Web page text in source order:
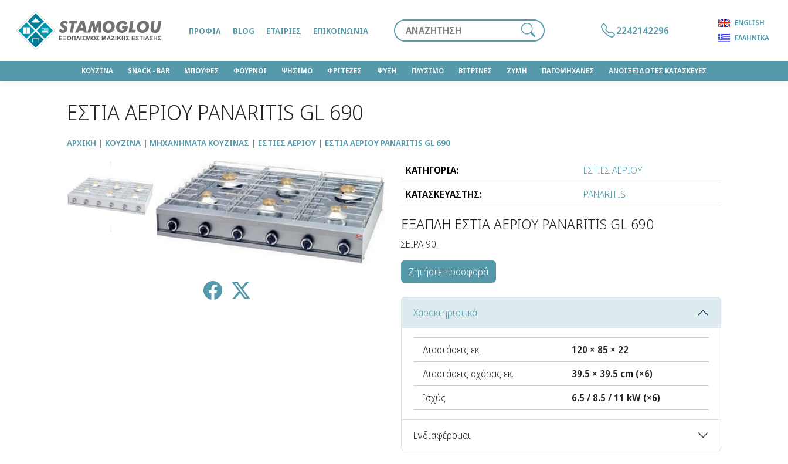
ΚΟΥΖΙΝΑ SΝΑCK - BAR ΜΠΟΥΦΕΣ ΦΟΥΡΝΟΙ ΨΗΣΙΜΟ ΦΡΙΤΕΖΕΣ ΨΥΞΗ ΠΛΥΣΙΜΟ ΒΙΤΡΙΝΕΣ ΖΥΜΗ ΠΑΓΟΜΗΧΑΝΕΣ ΑΝΟΙΞΕΙΔΩΤΕΣ ΚΑΤΑΣΚΕΥΕΣ
ΠΡΟΦΊΛ BLOG ΕΤΑΙΡΊΕΣ ΕΠΙΚΟΙΝΩΝΊΑ 2242142296
ENGLISH
ΕΛΛΗΝΙΚΆ
ΕΣΤΙΑ ΑΕΡΙΟΥ PANARITIS GL 690
ΑΡΧΙΚΉ ΚΟΥΖΙΝΑ ΜΗΧΑΝΗΜΑΤΑ ΚΟΥΖΙΝΑΣ ΕΣΤΙΕΣ ΑΕΡΙΟΥ ΕΣΤΙΑ ΑΕΡΙΟΥ PANARITIS GL 690
↑
↓
ΚΑΤΗΓΟΡΙΑ:
ΕΣΤΙΕΣ ΑΕΡΙΟΥ
ΚΑΤΑΣΚΕΥΑΣΤΗΣ:
PANARITIS
ΕΞΑΠΛΗ ΕΣΤΙΑ ΑΕΡΙΟΥ PANARITIS GL 690
ΣΕΙΡΑ 90.
Ζητήστε προσφορά
Χαρακτηριστικά
Διαστάσεις εκ.
120 × 85 × 22
Διαστάσεις σχάρας εκ.
39.5 × 39.5 cm (×6)
Ισχύς
6.5 / 8.5 / 11 kW (×6)
Ενδιαφέρομαι